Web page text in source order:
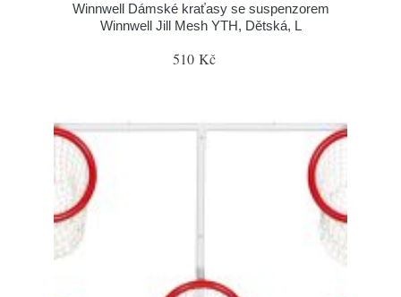
Winnwell Dámské kraťasy se suspenzorem
Winnwell Jill Mesh YTH, Dětská, L
510 Kč